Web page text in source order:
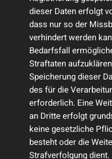
dieser Daten erfolgt
dass nur so der
verhindert werden
Bedarfsfall
Straftaten
Speicherung dieser
des für die
erforderlich. Eine
an Dritte erfolgt
keine gesetzliche
besteht oder die
Strafverfolgung dient.